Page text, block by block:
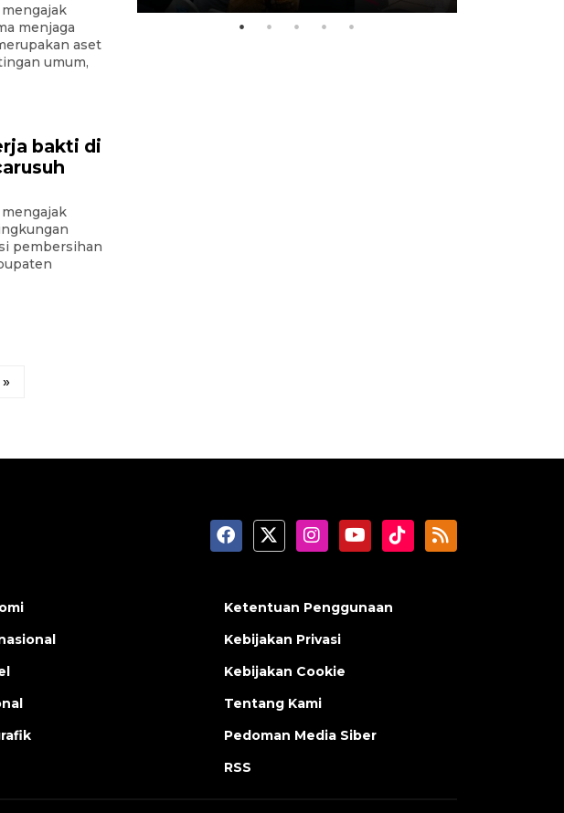
menjaga
aset
umum,
bakti di
pembersihan
»
Ketentuan Penggunaan
Kebijakan Privasi
Kebijakan Cookie
Tentang Kami
Pedoman Media Siber
RSS